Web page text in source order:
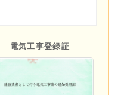
電気工事登録証